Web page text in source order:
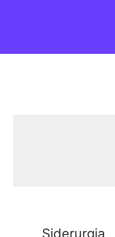
Siderurgia